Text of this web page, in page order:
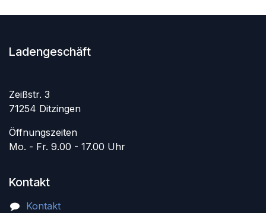
Ladengeschäft
Zeißstr. 3
71254 Ditzingen
Öffnungszeiten
Mo. - Fr. 9.00 - 17.00 Uhr
Kontakt
Kontakt